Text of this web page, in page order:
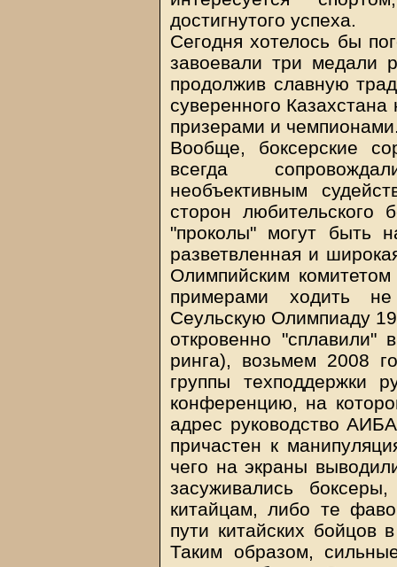
достигнутого успеха.
Сегодня хотелось бы
завоевали три медали
продолжив славную
суверенного
призерами и
Вообще, боксерские
всегда
необъективным
сторон любительского
"проколы" могут быть
разветвленная и
Олимпийским
примерами ходить
Сеульскую Олимпиаду
откровенно "сплавили"
ринга), возьмем 2008
группы техподдержки
конференцию, на
адрес руководство
причастен к
чего на экраны
засуживались
китайцам, либо те
пути китайских бойцов
Таким образом,